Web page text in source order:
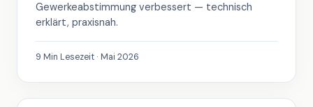
Gewerkeabstimmung verbessert — technisch
erklärt, praxisnah.
9 Min Lesezeit · Mai 2026